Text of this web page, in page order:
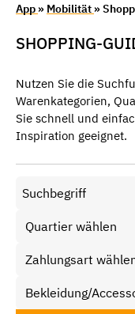
App » Mobilität »
SHOPPING-
Nutzen Sie die
Warenkategorien,
Sie schnell und
Inspiration geeignet.